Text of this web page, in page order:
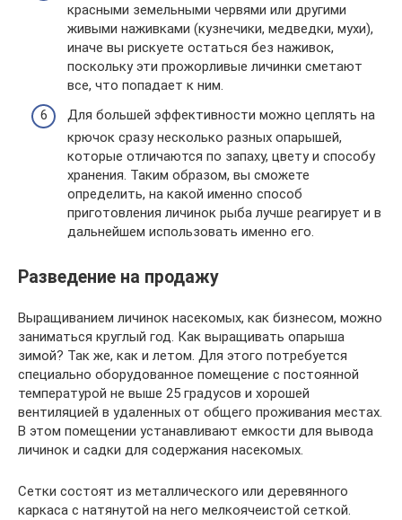
красными земельными червями или другими
живыми наживками (кузнечики, медведки, мухи),
иначе вы рискуете остаться без наживок,
поскольку эти прожорливые личинки сметают
все, что попадает к ним.
Для большей эффективности можно цеплять на
крючок сразу несколько разных опарышей,
которые отличаются по запаху, цвету и способу
хранения. Таким образом, вы сможете
определить, на какой именно способ
приготовления личинок рыба лучше реагирует и в
дальнейшем использовать именно его.
Разведение на продажу
Выращиванием личинок насекомых, как бизнесом, можно
заниматься круглый год. Как выращивать опарыша
зимой? Так же, как и летом. Для этого потребуется
специально оборудованное помещение с постоянной
температурой не выше 25 градусов и хорошей
вентиляцией в удаленных от общего проживания местах.
В этом помещении устанавливают емкости для вывода
личинок и садки для содержания насекомых.
Сетки состоят из металлического или деревянного
каркаса с натянутой на него мелкоячеистой сеткой.